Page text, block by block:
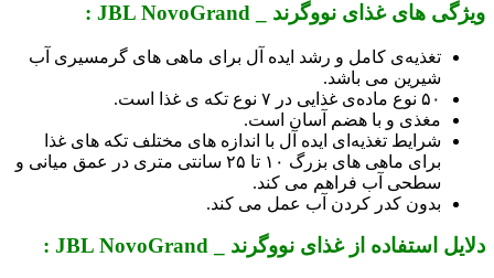
ویژگی های غذای نووگرند _ JBL NovoGrand :
تغذیه‌ی کامل و رشد ایده‌ آل برای ماهی‌ های گرمسیری آب
شیرین می باشد.
۵۰ نوع ماده‌ی غذایی در ۷ نوع تکه‌ ی غذا است.
مغذی و با هضم آسان است.
شرایط تغذیه‌ای ایده‌ آل با اندازه‌ های مختلف تکه‌ های غذا
برای ماهی‌ های بزرگ ۱۰ تا ۲۵ سانتی متری در عمق میانی و
سطحی آب فراهم می کند.
بدون کدر کردن آب عمل می کند.
دلایل استفاده از غذای نووگرند _ JBL NovoGrand :